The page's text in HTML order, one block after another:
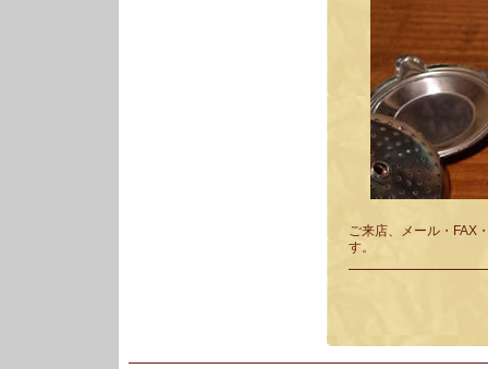
ご来店、メール・FAX
す。